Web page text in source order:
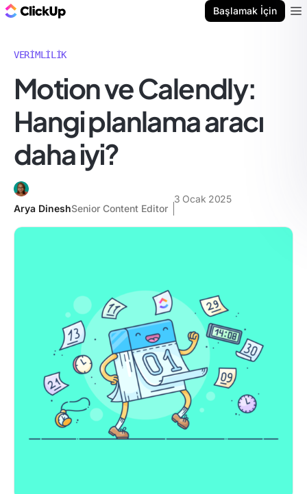
Başlamak İçin
VERIMLILIK
Motion ve Calendly:
Hangi planlama aracı
daha iyi?
Arya DineshSenior Content Editor
3 Ocak 2025